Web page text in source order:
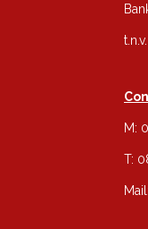
M:
T:
Mail: